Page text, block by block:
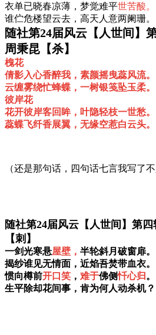
衣单已晓春凉薄，梦觉难平世苦酸。
谁伫危楼望云去，高天人意两阑珊。
随社第24届风云【人世间】
周秉昆【杀】
槐花
倩影入心香醉我，素颜摇曳蕊风流。
云缠雾绕忙蜂蝶，一树银笺坠玉柔。
彼岸花
花开彼岸客回眸，叶隐轻枝一世愁。
蕊蝶飞纤香展翼，无缘空惹白云头。
（还是那句话，四句话七言我写了
随社第24届风云【人世间】第
【刺】
一剑光寒悬屋壁， 半轮斜月破窗扉。
揭纱谁见无情面，近焰吾焚带血衣。
惯向樽前开口笑 ， 难于佛侧忏心归 。
生平除却花间事，肯为何人动杀机？